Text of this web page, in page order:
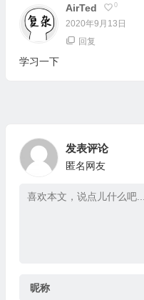
AirTed 0
2020年9月13日
回复
学习一下
发表评论
匿名网友
昵称